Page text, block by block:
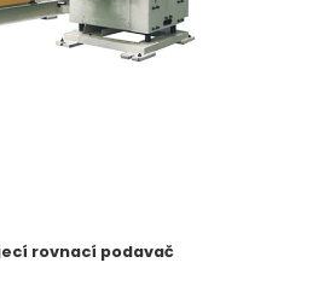
rovnací podavač